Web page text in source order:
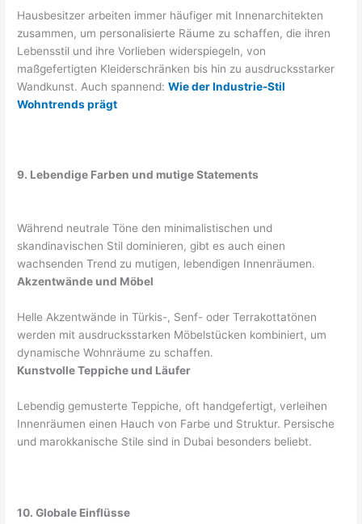
Hausbesitzer arbeiten immer häufiger mit Innenarchitekten
zusammen, um personalisierte Räume zu schaffen, die ihren
Lebensstil und ihre Vorlieben widerspiegeln, von
maßgefertigten Kleiderschränken bis hin zu ausdrucksstarker
Wandkunst. Auch spannend:Wie der Industrie-Stil
Wohntrends prägt
9. Lebendige Farben und mutige Statements
Während neutrale Töne den minimalistischen und
skandinavischen Stil dominieren, gibt es auch einen
wachsenden Trend zu mutigen, lebendigen Innenräumen.
Akzentwände und Möbel
Helle Akzentwände in Türkis-, Senf- oder Terrakottatönen
werden mit ausdrucksstarken Möbelstücken kombiniert, um
dynamische Wohnräume zu schaffen.
Kunstvolle Teppiche und Läufer
Lebendig gemusterte Teppiche, oft handgefertigt, verleihen
Innenräumen einen Hauch von Farbe und Struktur. Persische
und marokkanische Stile sind in Dubai besonders beliebt.
10. Globale Einflüsse